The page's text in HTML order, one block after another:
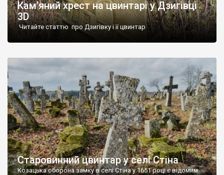
Кам’яний хрест на цвинтарі у Дзигівці
3D
Читайте статтю про Дзигівку і її цвинтар
Старовинний цвинтар у селі Стіна
Козацька оборона замку в селі Стіна у 1651 році є відомим